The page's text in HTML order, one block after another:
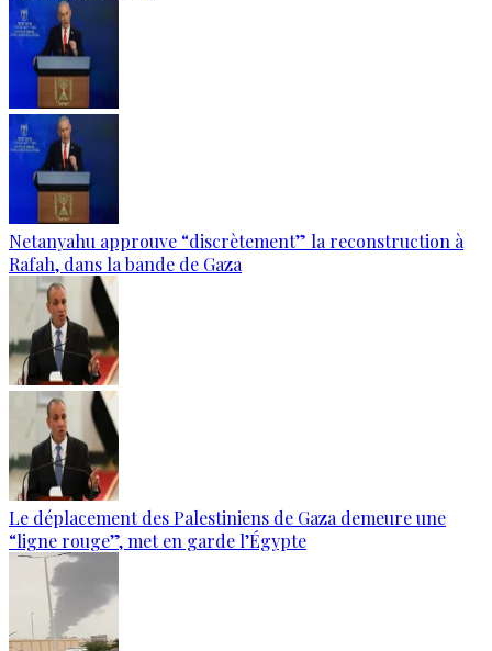
Netanyahu approuve “discrètement” la reconstruction à
Rafah, dans la bande de Gaza
Le déplacement des Palestiniens de Gaza demeure une
“ligne rouge”, met en garde l’Égypte